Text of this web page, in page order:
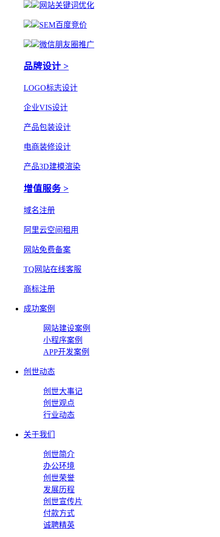
网站关键词优化
SEM百度竞价
微信朋友圈推广
品牌设计 >
LOGO标志设计
企业VIS设计
产品包装设计
电商装修设计
产品3D建模渲染
增值服务 >
域名注册
阿里云空间租用
网站免费备案
TQ网站在线客服
商标注册
成功案例
网站建设案例
小程序案例
APP开发案例
创世动态
创世大事记
创世观点
行业动态
关于我们
创世简介
办公环境
创世荣誉
发展历程
创世宣传片
付款方式
诚聘精英